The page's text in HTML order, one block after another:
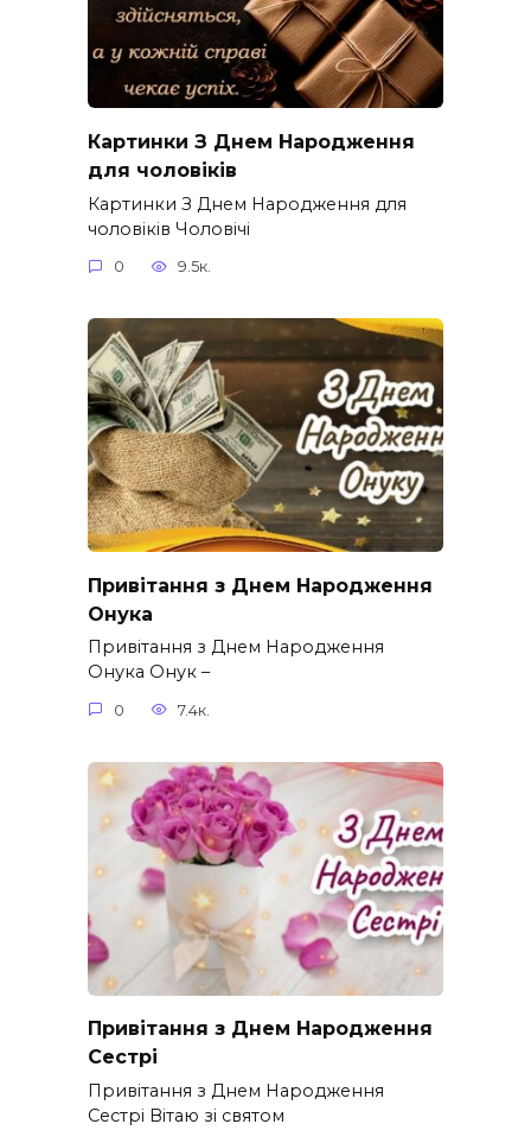
Картинки З Днем Народження
для чоловіків​
Картинки З Днем Народження для
чоловіків​ Чоловічі
0 9.5к.
Привітання з Днем Народження
Онука
Привітання з Днем Народження
Онука Онук –
0 7.4к.
Привітання з Днем Народження
Сестрі
Привітання з Днем Народження
Сестрі Вітаю зі святом